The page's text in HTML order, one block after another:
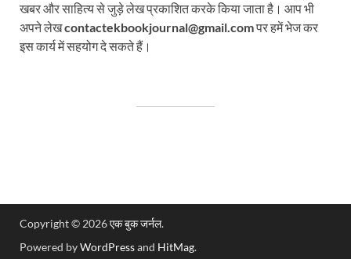
खबर और साहित्य से जुड़े लेख प्रकाशित करके किया जाता है। आप भी
अपने लेखcontactekbookjournal@gmail.comपर हमें भेज कर
इस कार्य में सहयोग दे सकते हैं।
Copyright © 2026एक बुक जर्नल.
Powered byWordPressand HitMag.